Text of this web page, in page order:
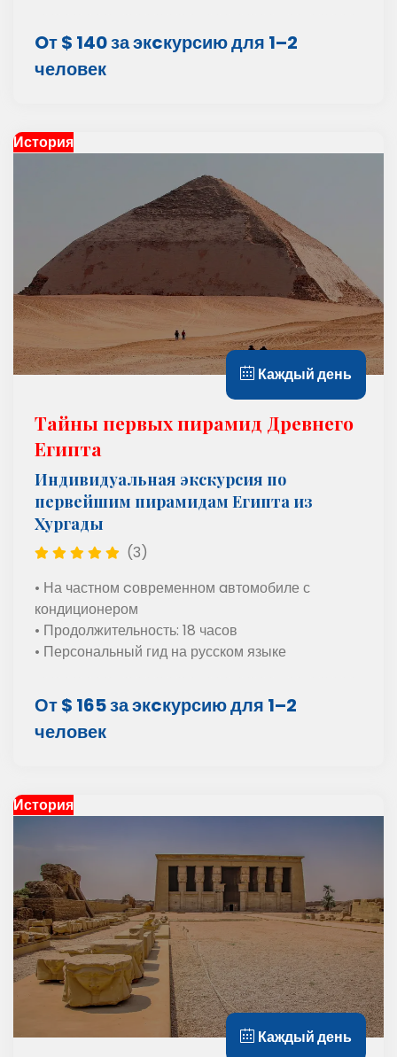
Oт $ 140 за экcкурсию для 1–2
человек
История
Каждый день
Тайны первых пирамид Древнего
Египта
Индивидуальная экскурсия по
первейшим пирамидам Египта из
Хургады
(3)
• На частном cовременном aвтомобиле с
кондиционером
• Продолжительность: 18 часов
• Персональный гид на русском языке
От $ 165 за экcкурсию для 1–2
человек
История
Каждый день